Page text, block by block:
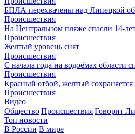
БПЛА перехвачены над Липецкой
Происшествия
На Центральном пляже спасли 14-
Происшествия
Желтый уровень снят
Происшествия
С начала года на водоёмах области
Происшествия
Красный отбой, желтый сохраняется
Происшествия
Видео
Общество Происшествия Говорит
Топ новости
В России В мире